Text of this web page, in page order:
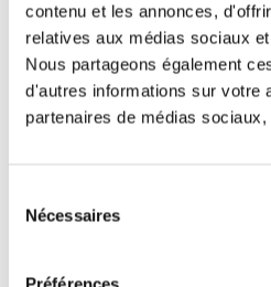
contenu et les annonces,
relatives aux médias sociaux
Nous partageons également
d'autres informations sur votre
partenaires de médias
Nécessaires
Préférences